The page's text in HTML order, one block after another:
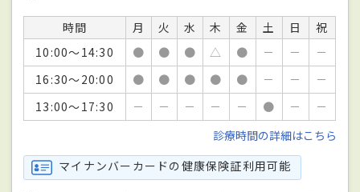
時間 月 火 水 木 金 土 日
祝
10:00～14:30
● ● ● △ ● － －
－
16:30～20:00
● ● ● ● ● － －
－
13:00～17:30
－ － － － － ● －
－
診療時間の詳細はこちら
マイナンバーカードの健康保険証利用可能